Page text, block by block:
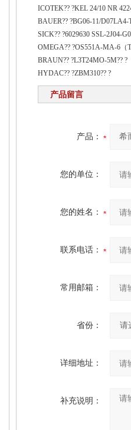
ICOTEK?? ?KEL 24/10 NR
BAUER?? ?BG06-11/D07LA4-
SICK?? ?6029630 SSL-2J04-
OMEGA?? ?OS551A-MA-6（
BRAUN?? ?L3T24MO-5M?? ?
HYDAC?? ?ZBM310?? ?
产品留言
产品：
您的单位：
您的姓名：
联系电话：
常用邮箱：
省份：
详细地址：
补充说明：